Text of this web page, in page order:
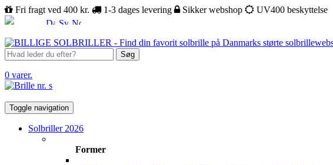
Fri fragt ved 400 kr. 1-3 dages levering Sikker webshop UV400 beskyttelse
Søg
0 varer.
Toggle navigation
Solbriller 2026
Former